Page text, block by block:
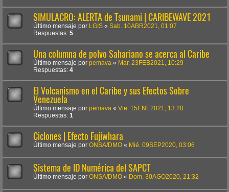
SIMULACRO: ALERTA de Tsunami | CARIBEWAVE 2021
Último mensaje por LGIS « Sab. 10ABR2021, 01:07
Respuestas: 5
Una columna de polvo Sahariano se acerca al Caribe
Último mensaje por pemava « Mar. 23FEB2021, 10:29
Respuestas: 4
El Volcanismo en el Caribe y sus Efectos Sobre
Venezuela
Último mensaje por pemava « Vie. 15ENE2021, 13:20
Respuestas: 1
Ciclones | Efecto Fujiwhara
Último mensaje por ONSA/DMO « Mié. 09SEP2020, 03:06
Sistema de ID Numérica del SAPCT
Último mensaje por ONSA/DMO « Dom. 30AGO2020, 21:32